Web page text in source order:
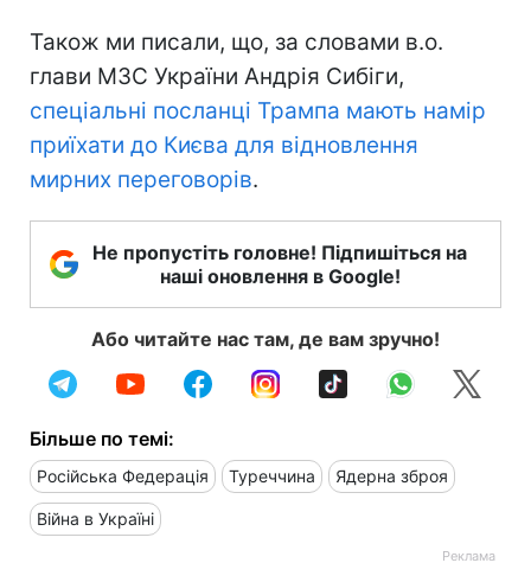
Також ми писали, що, за словами в.о.
глави МЗС України Андрія Сибіги,
спеціальні посланці Трампа мають намір
приїхати до Києва для відновлення
мирних переговорів.
Не пропустіть головне! Підпишіться на
наші оновлення в Google!
Або читайте нас там, де вам зручно!
Більше по темі:
Російська Федерація Туреччина Ядерна зброя
Війна в Україні